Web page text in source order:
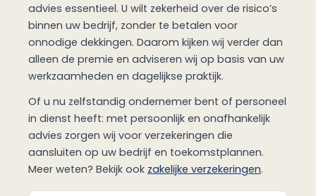
advies essentieel. U wilt zekerheid over de risico’s
binnen uw bedrijf, zonder te betalen voor
onnodige dekkingen. Daarom kijken wij verder dan
alleen de premie en adviseren wij op basis van uw
werkzaamheden en dagelijkse praktijk.
Of u nu zelfstandig ondernemer bent of personeel
in dienst heeft: met persoonlijk en onafhankelijk
advies zorgen wij voor verzekeringen die
aansluiten op uw bedrijf en toekomstplannen.
Meer weten? Bekijk ook zakelijke verzekeringen.